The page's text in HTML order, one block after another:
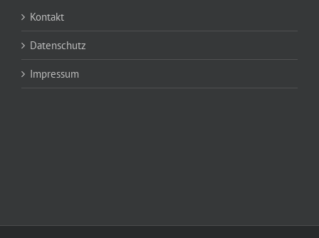
Kontakt
Datenschutz
Impressum